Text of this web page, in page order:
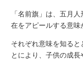
「名前旗」は、五月
在をアピールする意味
それぞれ意味を知ると
とにより、子供の成